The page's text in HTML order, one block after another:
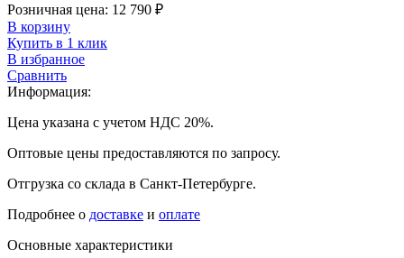
Розничная цена: 12 790 ₽
В корзину
Купить в 1 клик
В избранное
Сравнить
Информация:
Цена указана с учетом НДС 20%.
Оптовые цены предоставляются по запросу.
Отгрузка со склада в Санкт-Петербурге.
Подробнее о доставке и оплате
Основные характеристики